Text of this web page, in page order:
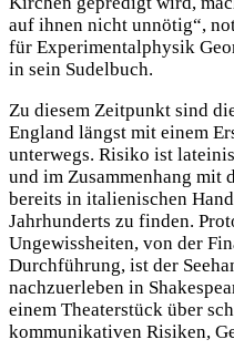
auf ihnen nicht unnötig“,
für Experimentalphysik
in sein Sudelbuch.
Zu diesem Zeitpunkt sind
England längst mit einem
unterwegs. Risiko ist
und im Zusammenhang
bereits in italienischen
Jahrhunderts zu finden.
Ungewissheiten, von der
Durchführung, ist der
nachzuerleben in
einem Theaterstück über
kommunikativen Risiken,